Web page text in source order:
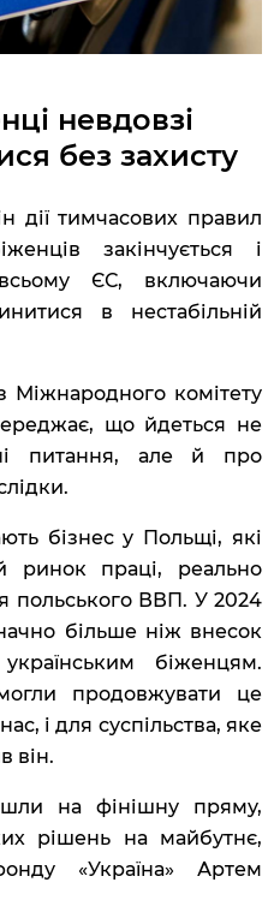
невдовзі
без захисту
дії тимчасових правил
закінчується і
ЄС, включаючи
в нестабільній
Міжнародного комітету
що йдеться не
питання, але й про
бізнес у Польщі, які
ринок праці, реально
польського ВВП. У 2024
більше ніж внесок
біженцям.
продовжувати це
і для суспільства, яке
він.
на фінішну пряму,
рішень на майбутнє,
«Україна» Артем